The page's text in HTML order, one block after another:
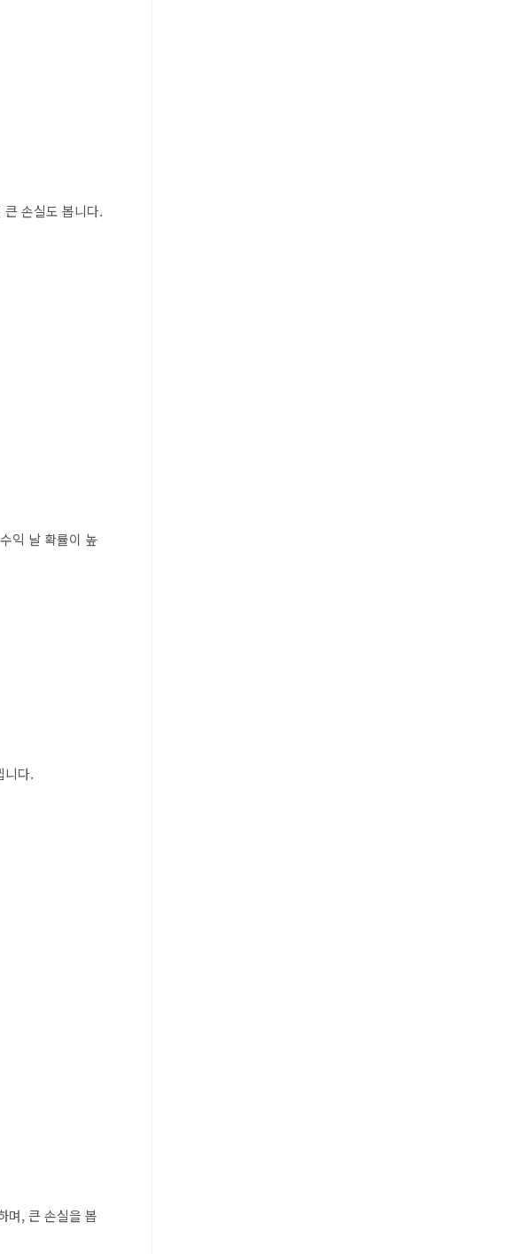
손실도 봅니다.
익 날 확률이 높
니다.
며, 큰 손실을 봅